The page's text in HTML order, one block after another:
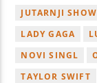
JUTARNJI SHOW
LADY GAGA
NOVI SINGL
TAYLOR SWIFT